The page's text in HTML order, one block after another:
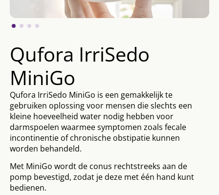
Qufora IrriSedo
MiniGo
Qufora IrriSedo MiniGo is een gemakkelijk te
gebruiken oplossing voor mensen die slechts een
kleine hoeveelheid water nodig hebben voor
darmspoelen waarmee symptomen zoals fecale
incontinentie of chronische obstipatie kunnen
worden behandeld.
Met MiniGo wordt de conus rechtstreeks aan de
pomp bevestigd, zodat je deze met één hand kunt
bedienen.